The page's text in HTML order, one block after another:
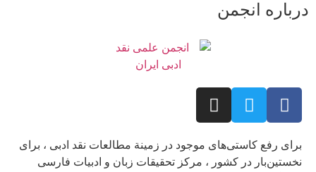
درباره انجمن
برای رفع كاستی‌های موجود در زمینة مطالعات نقد ادبی ، برای
نخستین‌بار در كشور ، مركز تحقیقات زبان و ادبیات فارسی